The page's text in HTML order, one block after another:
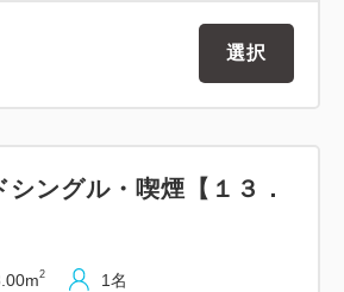
～
霞城セントラル」の「霞城セント
０円）
選択
シングル・喫煙【１３．
2 1名